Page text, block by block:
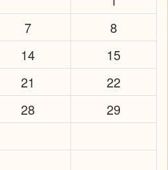
7
8
14
15
21
22
28
29